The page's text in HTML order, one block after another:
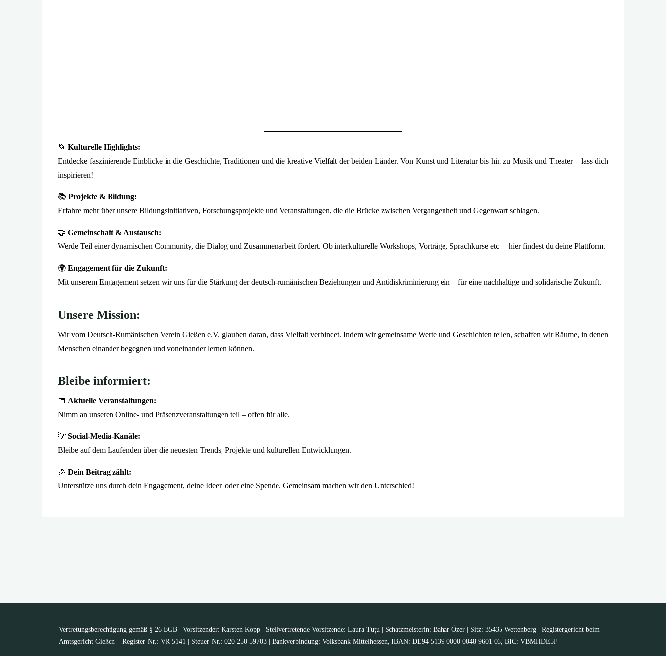
🌀 Kulturelle Highlights:
Entdecke faszinierende Einblicke in die Geschichte, Traditionen und die kreative Vielfalt der beiden Länder. Von Kunst und Literatur bis hin zu Musik und Theater – lass dich
inspirieren!
📚 Projekte & Bildung:
Erfahre mehr über unsere Bildungsinitiativen, Forschungsprojekte und Veranstaltungen, die die Brücke zwischen Vergangenheit und Gegenwart schlagen.
🤝 Gemeinschaft & Austausch:
Werde Teil einer dynamischen Community, die Dialog und Zusammenarbeit fördert. Ob interkulturelle Workshops, Vorträge, Sprachkurse etc. – hier findest du deine Plattform.
🌍 Engagement für die Zukunft:
Mit unserem Engagement setzen wir uns für die Stärkung der deutsch-rumänischen Beziehungen und Antidiskriminierung ein – für eine nachhaltige und solidarische Zukunft.
Unsere Mission:
Wir vom Deutsch-Rumänischen Verein Gießen e.V. glauben daran, dass Vielfalt verbindet. Indem wir gemeinsame Werte und Geschichten teilen, schaffen wir Räume, in denen
Menschen einander begegnen und voneinander lernen können.
Bleibe informiert:
📅 Aktuelle Veranstaltungen:
Nimm an unseren Online- und Präsenzveranstaltungen teil – offen für alle.
💡 Social-Media-Kanäle:
Bleibe auf dem Laufenden über die neuesten Trends, Projekte und kulturellen Entwicklungen.
🎉 Dein Beitrag zählt:
Unterstütze uns durch dein Engagement, deine Ideen oder eine Spende. Gemeinsam machen wir den Unterschied!
Vertretungsberechtigung gemäß § 26 BGB | Vorsitzender: Karsten Kopp | Stellvertretende Vorsitzende: Laura Tuțu | Schatzmeisterin: Bahar Özer | Sitz: 35435 Wettenberg | Registergericht beim
Amtsgericht Gießen – Register-Nr.: VR 5141 | Steuer-Nr.: 020 250 59703 | Bankverbindung: Volksbank Mittelhessen, IBAN: DE94 5139 0000 0048 9601 03, BIC: VBMHDE5F